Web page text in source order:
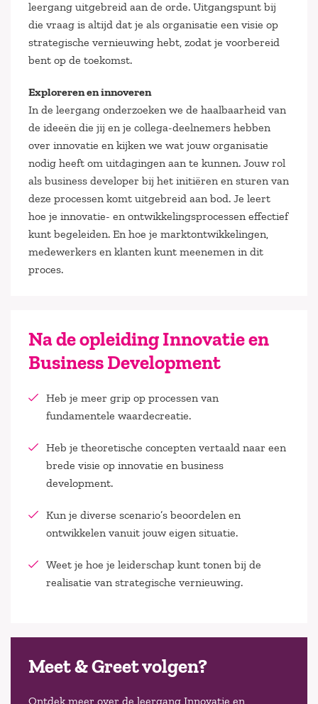
leergang uitgebreid aan de orde. Uitgangspunt bij
die vraag is altijd dat je als organisatie een visie op
strategische vernieuwing hebt, zodat je voorbereid
bent op de toekomst.
Exploreren en innoveren
In de leergang onderzoeken we de haalbaarheid van
de ideeën die jij en je collega-deelnemers hebben
over innovatie en kijken we wat jouw organisatie
nodig heeft om uitdagingen aan te kunnen. Jouw rol
als business developer bij het initiëren en sturen van
deze processen komt uitgebreid aan bod. Je leert
hoe je innovatie- en ontwikkelingsprocessen effectief
kunt begeleiden. En hoe je marktontwikkelingen,
medewerkers en klanten kunt meenemen in dit
proces.
Na de opleiding Innovatie en
Business Development
Heb je meer grip op processen van
fundamentele waardecreatie.
Heb je theoretische concepten vertaald naar een
brede visie op innovatie en business
development.
Kun je diverse scenario’s beoordelen en
ontwikkelen vanuit jouw eigen situatie.
Weet je hoe je leiderschap kunt tonen bij de
realisatie van strategische vernieuwing.
Meet & Greet volgen?
Ontdek meer over de leergang Innovatie en